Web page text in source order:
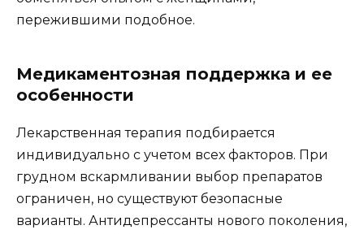
пережившими подобное.
Медикаментозная поддержка и ее
особенности
Лекарственная терапия подбирается
индивидуально с учетом всех факторов. При
грудном вскармливании выбор препаратов
ограничен, но существуют безопасные
варианты. Антидепрессанты нового поколения,